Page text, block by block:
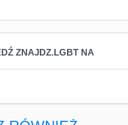
ZNAJDZ.LGBT NA